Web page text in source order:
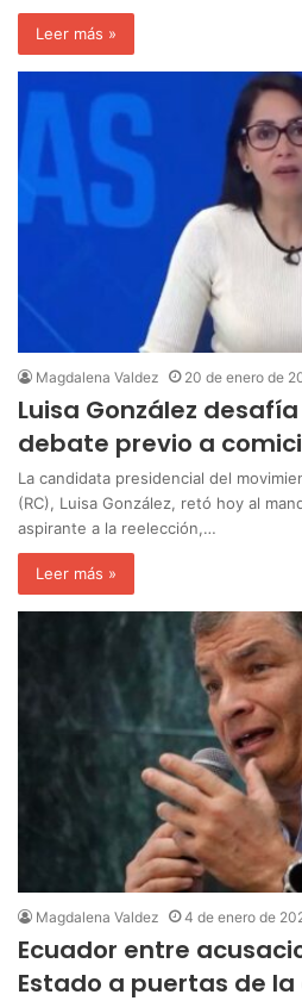
Leer más »
Magdalena Valdez 20 de enero de
Luisa González
debate previo a
La candidata presidencial del
(RC), Luisa González, retó hoy al
aspirante a la reelección,…
Leer más »
Magdalena Valdez 4 de enero de
Ecuador entre
Estado a puertas de